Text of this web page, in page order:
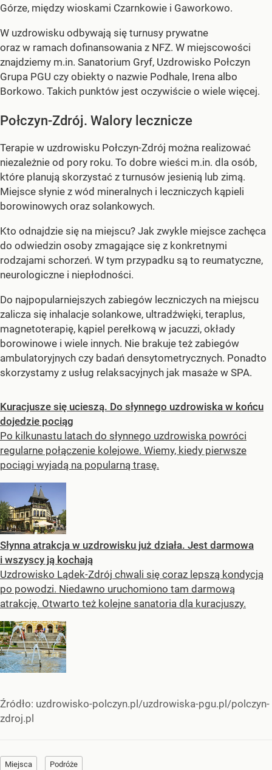
Górze, między wioskami Czarnkowie i Gaworkowo.
W uzdrowisku odbywają się turnusy prywatne
oraz w ramach dofinansowania z NFZ. W miejscowości
znajdziemy m.in. Sanatorium Gryf, Uzdrowisko Połczyn
Grupa PGU czy obiekty o nazwie Podhale, Irena albo
Borkowo. Takich punktów jest oczywiście o wiele więcej.
Połczyn-Zdrój. Walory lecznicze
Terapie w uzdrowisku Połczyn-Zdrój można realizować
niezależnie od pory roku. To dobre wieści m.in. dla osób,
które planują skorzystać z turnusów jesienią lub zimą.
Miejsce słynie z wód mineralnych i leczniczych kąpieli
borowinowych oraz solankowych.
Kto odnajdzie się na miejscu? Jak zwykle miejsce zachęca
do odwiedzin osoby zmagające się z konkretnymi
rodzajami schorzeń. W tym przypadku są to reumatyczne,
neurologiczne i niepłodności.
Do najpopularniejszych zabiegów leczniczych na miejscu
zalicza się inhalacje solankowe, ultradźwięki, teraplus,
magnetoterapię, kąpiel perełkową w jacuzzi, okłady
borowinowe i wiele innych. Nie brakuje też zabiegów
ambulatoryjnych czy badań densytometrycznych. Ponadto
skorzystamy z usług relaksacyjnych jak masaże w SPA.
Kuracjusze się ucieszą. Do słynnego uzdrowiska w końcu
dojedzie pociąg
Po kilkunastu latach do słynnego uzdrowiska powróci
regularne połączenie kolejowe. Wiemy, kiedy pierwsze
pociągi wyjadą na popularną trasę.
Słynna atrakcja w uzdrowisku już działa. Jest darmowa
i wszyscy ją kochają
Uzdrowisko Lądek-Zdrój chwali się coraz lepszą kondycją
po powodzi. Niedawno uruchomiono tam darmową
atrakcję. Otwarto też kolejne sanatoria dla kuracjuszy.
Źródło: uzdrowisko-polczyn.pl/uzdrowiska-pgu.pl/polczyn-
zdroj.pl
Miejsca Podróże